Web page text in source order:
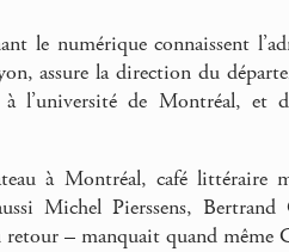
le numérique connaissent
assure la direction du
à l’université de Montréal, et
à Montréal, café littéraire
Michel Pierssens,
– manquait quand même